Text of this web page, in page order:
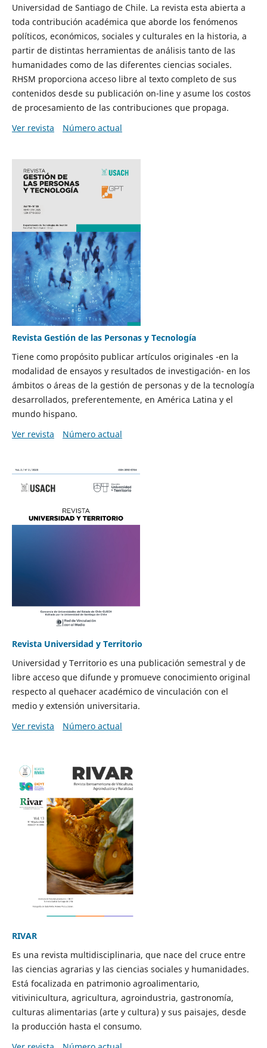
Universidad de Santiago de Chile. La revista esta abierta a
toda contribución académica que aborde los fenómenos
políticos, económicos, sociales y culturales en la historia, a
partir de distintas herramientas de análisis tanto de las
humanidades como de las diferentes ciencias sociales.
RHSM proporciona acceso libre al texto completo de sus
contenidos desde su publicación on-line y asume los costos
de procesamiento de las contribuciones que propaga.
Ver revista
Número actual
Revista Gestión de las Personas y Tecnología
Tiene como propósito publicar artículos originales -en la
modalidad de ensayos y resultados de investigación- en los
ámbitos o áreas de la gestión de personas y de la tecnología
desarrollados, preferentemente, en América Latina y el
mundo hispano.
Ver revista
Número actual
Revista Universidad y Territorio
Universidad y Territorio es una publicación semestral y de
libre acceso que difunde y promueve conocimiento original
respecto al quehacer académico de vinculación con el
medio y extensión universitaria.
Ver revista
Número actual
RIVAR
Es una revista multidisciplinaria, que nace del cruce entre
las ciencias agrarias y las ciencias sociales y humanidades.
Está focalizada en patrimonio agroalimentario,
vitivinicultura, agricultura, agroindustria, gastronomía,
culturas alimentarias (arte y cultura) y sus paisajes, desde
la producción hasta el consumo.